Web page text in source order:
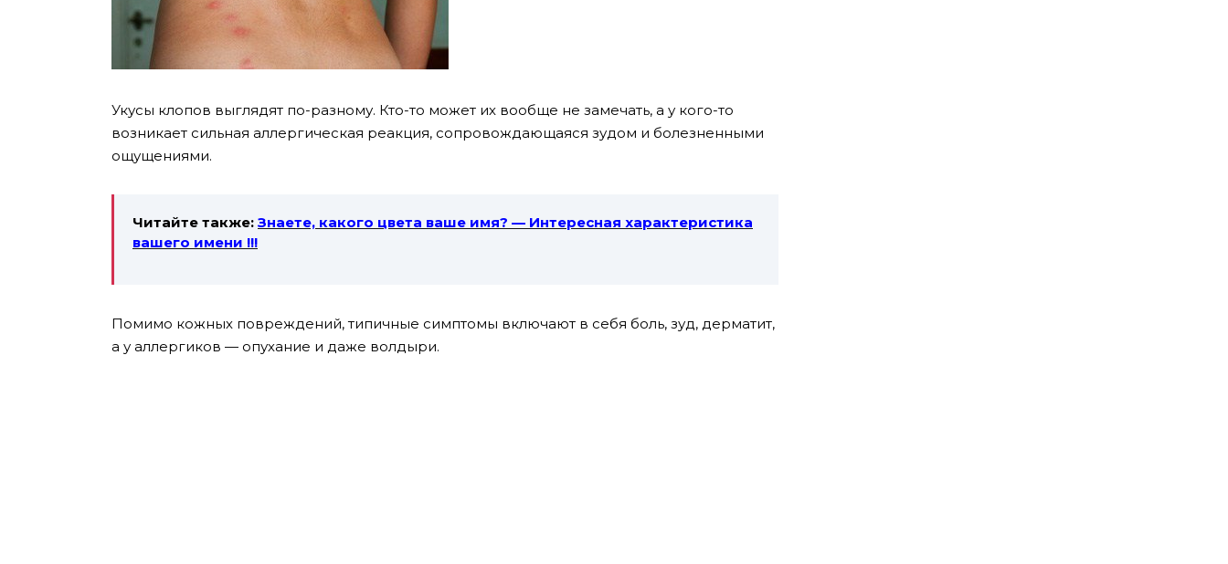
Укусы клопов выглядят по-разному. Кто-то может их вообще не замечать, а у кого-то
возникает сильная аллергическая реакция, сопровождающаяся зудом и болезненными
ощущениями.
Читайте также: Знаете, какого цвета ваше имя? — Интересная характеристика
вашего имени !!!
Помимо кожных повреждений, типичные симптомы включают в себя боль, зуд, дерматит,
а у аллергиков — опухание и даже волдыри.